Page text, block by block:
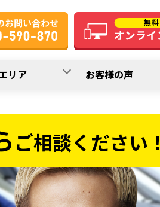
リア お客様の声
ご相談ください！